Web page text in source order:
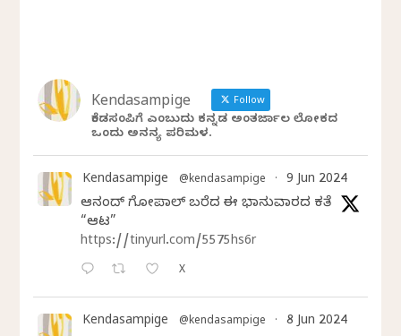
Kendasampige Follow
ಕೆಂಡಸಂಪಿಗೆ ಎಂಬುದು ಕನ್ನಡ ಅಂತರ್ಜಾಲ ಲೋಕದ
ಒಂದು ಅನನ್ಯ ಪರಿಮಳ.
Kendasampige @kendasampige · 9 Jun 2024
ಆನಂದ್‌ ಗೋಪಾಲ್‌ ಬರೆದ ಈ ಭಾನುವಾರದ ಕತೆ
“ಆಟ”
https://tinyurl.com/5575hs6r
X
Kendasampige @kendasampige · 8 Jun 2024